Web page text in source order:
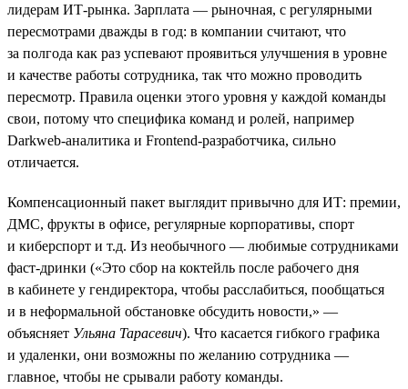
лидерам ИТ-рынка. Зарплата — рыночная, с регулярными
пересмотрами дважды в год: в компании считают, что
за полгода как раз успевают проявиться улучшения в уровне
и качестве работы сотрудника, так что можно проводить
пересмотр. Правила оценки этого уровня у каждой команды
свои, потому что специфика команд и ролей, например
Darkweb-аналитика и Frontend-разработчика, сильно
отличается.
Компенсационный пакет выглядит привычно для ИТ: премии,
ДМС, фрукты в офисе, регулярные корпоративы, спорт
и киберспорт и т.д. Из необычного — любимые сотрудниками
фаст-дринки («Это сбор на коктейль после рабочего дня
в кабинете у гендиректора, чтобы расслабиться, пообщаться
и в неформальной обстановке обсудить новости,» —
объясняет Ульяна Тарасевич). Что касается гибкого графика
и удаленки, они возможны по желанию сотрудника —
главное, чтобы не срывали работу команды.